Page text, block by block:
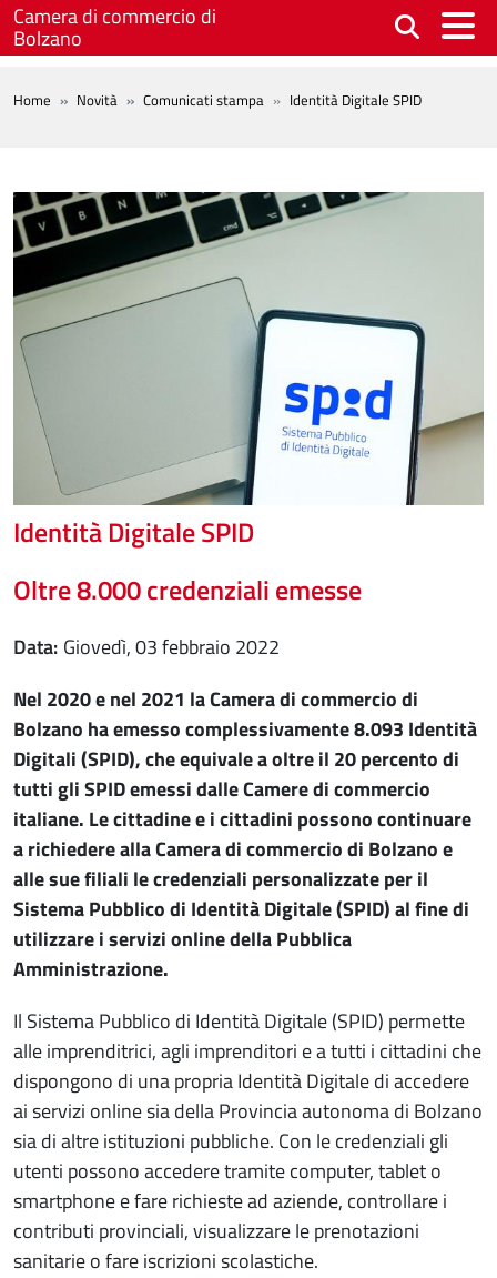
Salta al contenuto principale
Camera di commercio di
Bolzano
BREADCRUMB
Home Novità Comunicati stampa Identità Digitale SPID
Identità Digitale SPID
Oltre 8.000 credenziali emesse
Data
giovedì, 03 febbraio 2022
Nel 2020 e nel 2021 la Camera di commercio di
Bolzano ha emesso complessivamente 8.093 Identità
Digitali (SPID), che equivale a oltre il 20 percento di
tutti gli SPID emessi dalle Camere di commercio
italiane. Le cittadine e i cittadini possono continuare
a richiedere alla Camera di commercio di Bolzano e
alle sue filiali le credenziali personalizzate per il
Sistema Pubblico di Identità Digitale (SPID) al fine di
utilizzare i servizi online della Pubblica
Amministrazione.
Il Sistema Pubblico di Identità Digitale (SPID) permette
alle imprenditrici, agli imprenditori e a tutti i cittadini che
dispongono di una propria Identità Digitale di accedere
ai servizi online sia della Provincia autonoma di Bolzano
sia di altre istituzioni pubbliche. Con le credenziali gli
utenti possono accedere tramite computer, tablet o
smartphone e fare richieste ad aziende, controllare i
contributi provinciali, visualizzare le prenotazioni
sanitarie o fare iscrizioni scolastiche.